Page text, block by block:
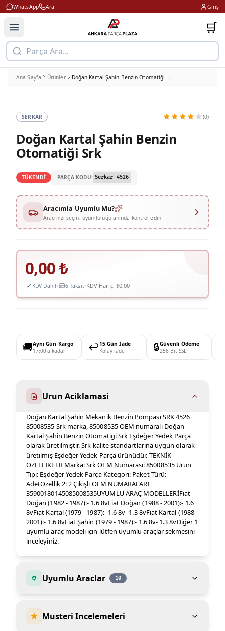
WhatsApp Ara Giriş
🛒
Parça Ara...
Ana Sayfa Ürünler Doğan Kartal Şahin Benzin Otomatiği Srk
SERKAR (0)
Doğan Kartal Şahin Benzin
Otomatiği Srk
TÜKENDİ PARÇA KODU: Serkar 4526
Aracımla Uyumlu Mu?
Aracınızı seçin, uyumluluğu anında kontrol edin
0,00₺
KDV Dahil 6 Taksit KDV Hariç: ₺0,00
🚚Aynı Gün Kargo
17:00'a kadar
↩️15 Gün İade
Kolay iade
🔒Güvenli Ödeme
256 Bit SSL
Urun Aciklamasi
Doğan Kartal Şahin Mekanik Benzin Pompası SRK 4526
85008535 Srk marka, 85008535 OEM numaralı Doğan
Kartal Şahin Benzin Otomatiği Srk Eşdeğer Yedek Parça
olarak üretilmiştir. Srk kalite standartlarına uygun olarak
üretilmiş Eşdeğer Yedek Parça ürünüdür. TEKNİK
ÖZELLİKLER Marka: Srk OEM Numarası: 85008535 Ürün
Tipi: Eşdeğer Yedek Parça Kategori: Paket Türü:
AdetÖzellik 2: 2 Çıkışlı OEM NUMARALARI
35900180145085008535UYUMLU ARAÇ MODELLERİFiat
Doğan (1982 - 1987):- 1.6 8vFiat Doğan (1988 - 2001):- 1.6
8vFiat Kartal (1979 - 1987):- 1.6 8v- 1.3 8vFiat Kartal (1988 -
2001):- 1.6 8vFiat Şahin (1979 - 1987):- 1.6 8v- 1.3 8vDiğer 1
uyumlu araç modeli için lütfen uyumlu araçlar sekmesini
inceleyiniz.
Uyumlu Araclar 10
Musteri Incelemeleri